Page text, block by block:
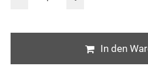
In den